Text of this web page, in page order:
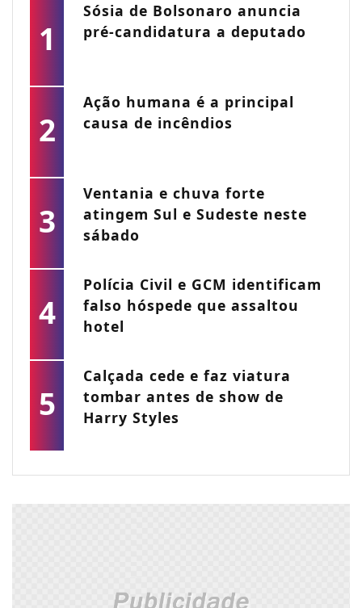
1
Sósia de Bolsonaro anuncia
pré-candidatura a deputado
2
Ação humana é a principal
causa de incêndios
3
Ventania e chuva forte
atingem Sul e Sudeste neste
sábado
4
Polícia Civil e GCM identificam
falso hóspede que assaltou
hotel
5
Calçada cede e faz viatura
tombar antes de show de
Harry Styles